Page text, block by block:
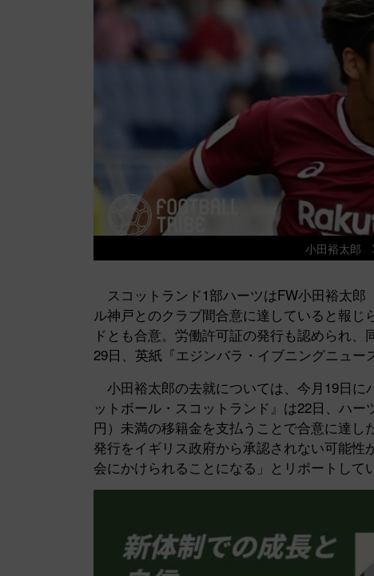
小田裕太郎
スコットランド1部ハーツはFW小田裕太郎
ル神戸とのクラブ間合意に達していると報
ドとも合意。労働許可証の発行も認められ、
29日、英紙『エジンバラ・イブニングニュー
小田裕太郎の去就については、今月19日に
ットボール・スコットランド』は22日、ハ
円）未満の移籍金を支払うことで合意に達
発行をイギリス政府から承認されない可能
会にかけられることになる」とリポートして